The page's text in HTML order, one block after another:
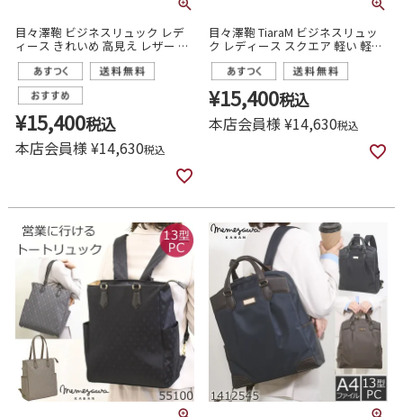
目々澤鞄 ビジネスリュック レデ
ィース きれいめ 高見え レザー ポ
ケット充実 通勤 営業 ビジネスバ
ッグ 可愛い
¥15,400税込
本店会員様¥14,630税込
目々澤鞄 TiaraM ビジネスリュッ
ク レディース スクエア 軽い 軽量
薄型 ノートパソコン ビジネスバ
ッグ おしゃれ きれいめ 通勤 営業
55101
¥15,400税込
本店会員様¥14,630税込